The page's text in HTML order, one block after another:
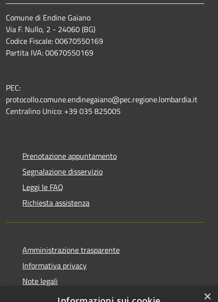
Comune di Endine Gaiano
Via F. Nullo, 2 - 24060 (BG)
Codice Fiscale: 00670550169
Partita IVA: 00670550169
PEC:
protocollo.comune.endinegaiano@pec.regione.lombardia.it
Centralino Unico: +39 035 825005
Prenotazione appuntamento
Segnalazione disservizio
Leggi le FAQ
Richiesta assistenza
Amministrazione trasparente
Informativa privacy
Note legali
Dichiarazione di accessibilità
×